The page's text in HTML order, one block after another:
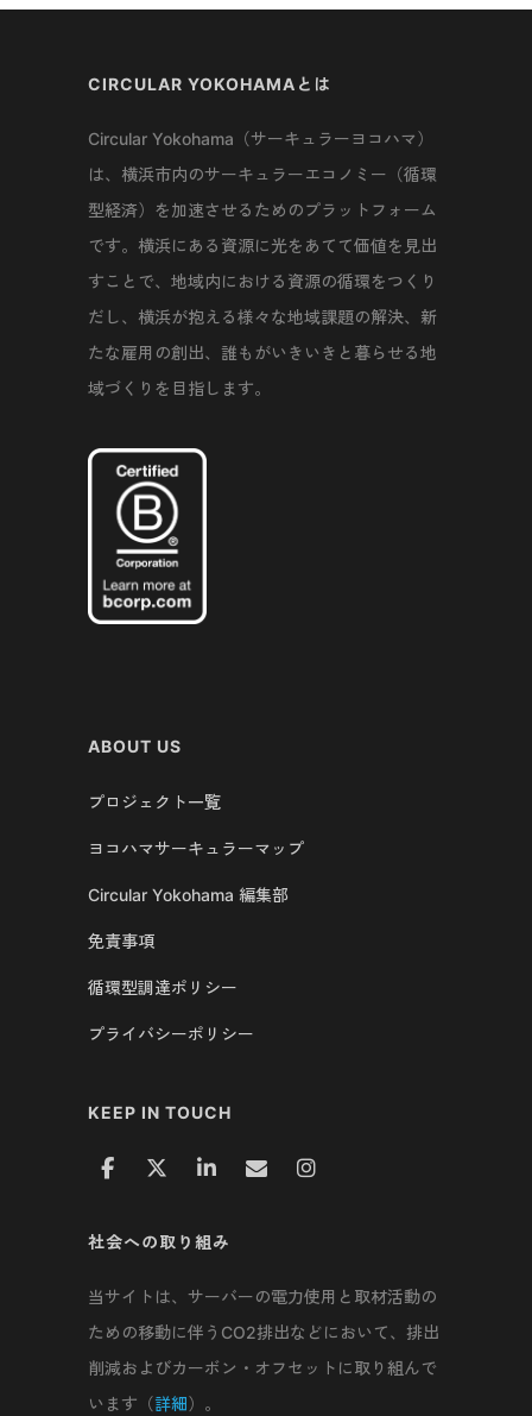
CIRCULAR YOKOHAMAとは
Circular Yokohama（サーキュラーヨコハマ）
は、横浜市内のサーキュラーエコノミー（循環
型経済）を加速させるためのプラットフォーム
です。横浜にある資源に光をあてて価値を見出
すことで、地域内における資源の循環をつくり
だし、横浜が抱える様々な地域課題の解決、新
たな雇用の創出、誰もがいきいきと暮らせる地
域づくりを目指します。
ABOUT US
プロジェクト一覧
ヨコハマサーキュラーマップ
Circular Yokohama 編集部
免責事項
循環型調達ポリシー
プライバシーポリシー
KEEP IN TOUCH
社会への取り組み
当サイトは、サーバーの電力使用と取材活動の
ための移動に伴うCO2排出などにおいて、排出
削減およびカーボン・オフセットに取り組んで
います（詳細）。